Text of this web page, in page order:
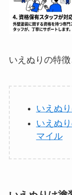
いえぬりの特
いえぬ
いえぬ
マイル